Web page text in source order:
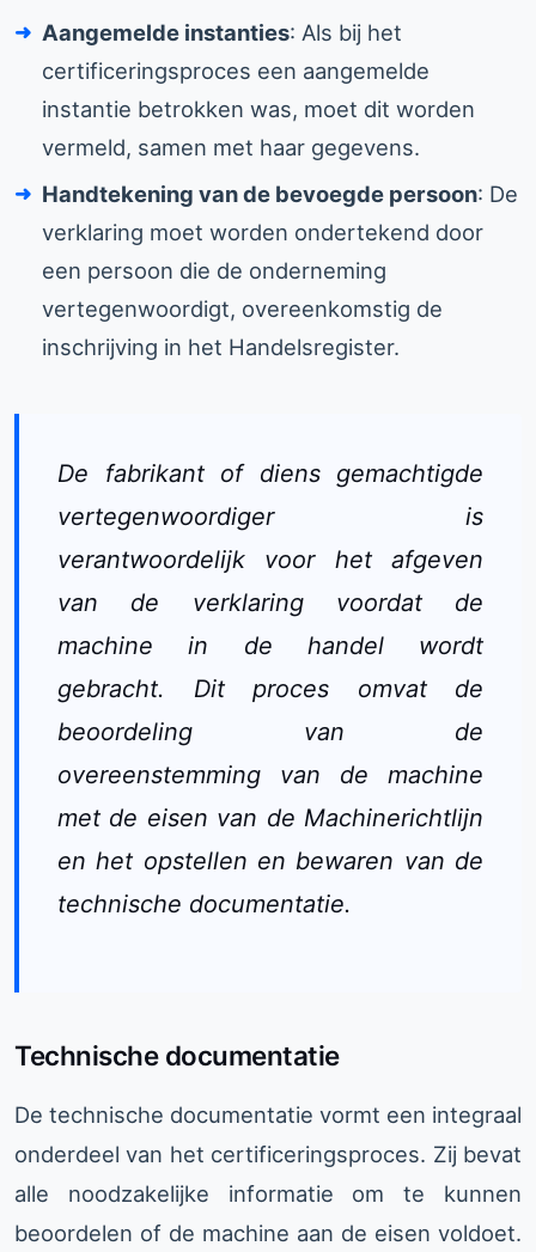
Aangemelde instanties: Als bij het
certificeringsproces een aangemelde
instantie betrokken was, moet dit worden
vermeld, samen met haar gegevens.
Handtekening van de bevoegde persoon: De
verklaring moet worden ondertekend door
een persoon die de onderneming
vertegenwoordigt, overeenkomstig de
inschrijving in het Handelsregister.
De fabrikant of diens gemachtigde
vertegenwoordiger is
verantwoordelijk voor het afgeven
van de verklaring voordat de
machine in de handel wordt
gebracht. Dit proces omvat de
beoordeling van de
overeenstemming van de machine
met de eisen van de Machinerichtlijn
en het opstellen en bewaren van de
technische documentatie.
Technische documentatie
De technische documentatie vormt een integraal
onderdeel van het certificeringsproces. Zij bevat
alle noodzakelijke informatie om te kunnen
beoordelen of de machine aan de eisen voldoet.